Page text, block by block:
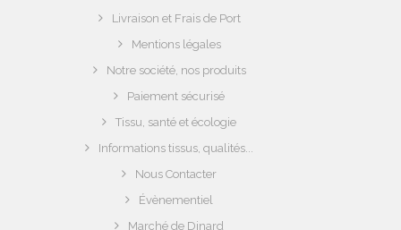
Livraison et Frais de Port
Mentions légales
Notre société, nos produits
Paiement sécurisé
Tissu, santé et écologie
Informations tissus, qualités...
Nous Contacter
Évènementiel
Marché de Dinard